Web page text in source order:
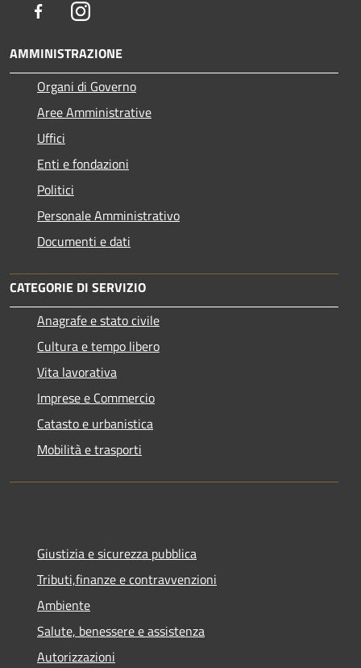
FacebookInstagram
AMMINISTRAZIONE
Organi di Governo
Aree Amministrative
Uffici
Enti e fondazioni
Politici
Personale Amministrativo
Documenti e dati
CATEGORIE DI SERVIZIO
Anagrafe e stato civile
Cultura e tempo libero
Vita lavorativa
Imprese e Commercio
Catasto e urbanistica
Mobilità e trasporti
Giustizia e sicurezza pubblica
Tributi,finanze e contravvenzioni
Ambiente
Salute, benessere e assistenza
Autorizzazioni